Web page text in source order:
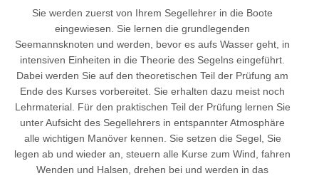
Sie werden zuerst von Ihrem Segellehrer in die Boote
eingewiesen. Sie lernen die grundlegenden
Seemannsknoten und werden, bevor es aufs Wasser geht, in
intensiven Einheiten in die Theorie des Segelns eingeführt.
Dabei werden Sie auf den theoretischen Teil der Prüfung am
Ende des Kurses vorbereitet. Sie erhalten dazu meist noch
Lehrmaterial. Für den praktischen Teil der Prüfung lernen Sie
unter Aufsicht des Segellehrers in entspannter Atmosphäre
alle wichtigen Manöver kennen. Sie setzen die Segel, Sie
legen ab und wieder an, steuern alle Kurse zum Wind, fahren
Wenden und Halsen, drehen bei und werden in das